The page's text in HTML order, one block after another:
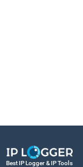
Best IP Logger & IP Tools